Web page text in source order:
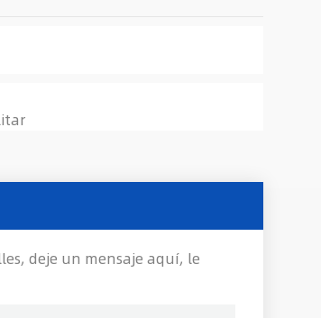
deje un mensaje aquí, le